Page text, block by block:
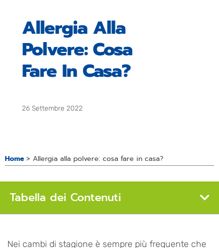
Allergia Alla
Polvere: Cosa
Fare In Casa?
26 Settembre 2022
Home > Allergia alla polvere: cosa fare in casa?
Tabella dei Contenuti
Nei cambi di stagione è sempre più frequente che